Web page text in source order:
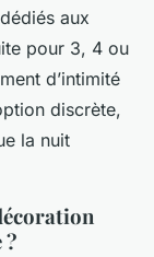
aux
pour 3, 4 ou
d’intimité
discrète,
la nuit
?